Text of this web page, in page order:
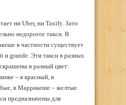
ни Uber, ни Taxify. Зато
недорогое такси. В
в частности существует
и grande. Эти такси в разных
в разный цвет:
– в красный, в
в Марракеше – желтые.
предназначены для